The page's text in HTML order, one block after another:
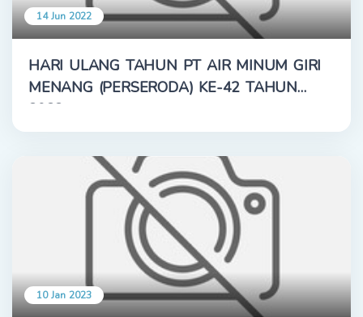
14 Jun 2022
HARI ULANG TAHUN PT AIR MINUM GIRI
MENANG (PERSERODA) KE-42 TAHUN
2022
10 Jan 2023